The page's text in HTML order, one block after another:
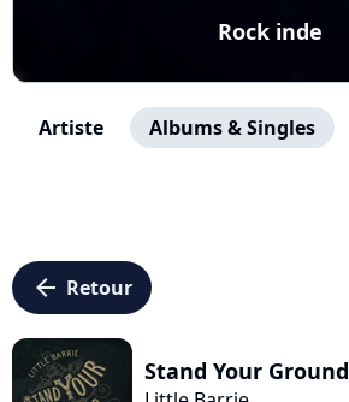
Rock inde
Artiste Albums & Singles
arrow_left Retour
Stand Your Ground